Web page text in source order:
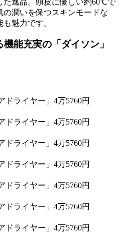
潤いを保つスキンモードな
魅力です。
能充実の「ダイソン」